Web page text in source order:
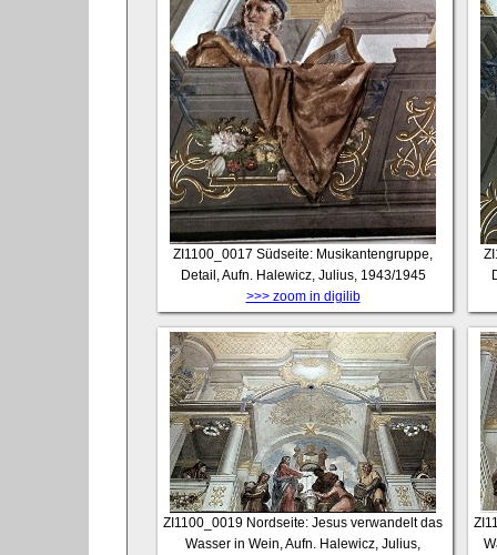
ZI1100_0017 Südseite: Musikantengruppe,
Detail, Aufn. Halewicz, Julius, 1943/1945
>>> zoom in digilib
ZI1100_0019 Nordseite: Jesus verwandelt das
Wasser in Wein, Aufn. Halewicz, Julius,